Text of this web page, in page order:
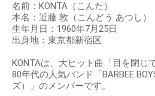
名前：KONTA（こんた）
本名：近藤 敦（こんどう あつし）
生年月日：1960年7月25日
出身地：東京都新宿区
KONTAは、大ヒット曲「目を閉じ
80年代の人気バンド「BARBEE
ズ）」のメンバーです。